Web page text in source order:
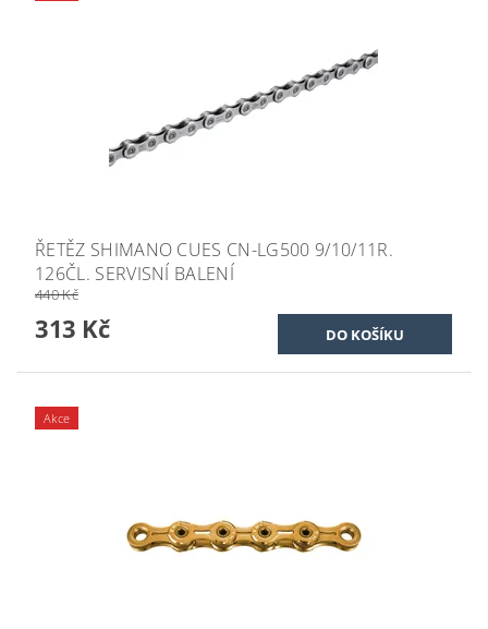
ŘETĚZ SHIMANO CUES CN-LG500 9/10/11R.
126ČL. SERVISNÍ BALENÍ
440 Kč
313 Kč
Akce